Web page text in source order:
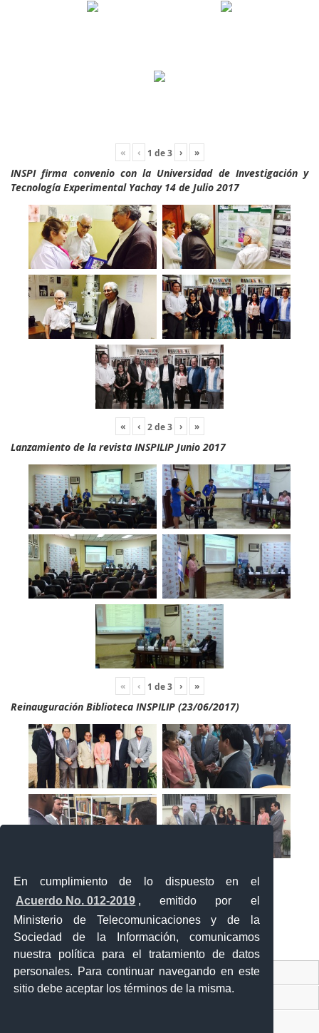
En cumplimiento de lo dispuesto en el
Acuerdo No. 012-2019 , emitido por el
Ministerio de Telecomunicaciones y de la
Sociedad de la Información, comunicamos
nuestra política para el tratamiento de datos
personales. Para continuar navegando en este
sitio debe aceptar los términos de la misma.
« ‹ 1 de3 › »
INSPI firma convenio con la Universidad de Investigación y
Tecnología Experimental Yachay 14 de Julio 2017
« ‹ 2de3 › »
Lanzamiento de la revista INSPILIP Junio 2017
« ‹ 1 de3 › »
Reinauguración Biblioteca INSPILIP (23/06/2017)
Contacto Ciudadano Digital